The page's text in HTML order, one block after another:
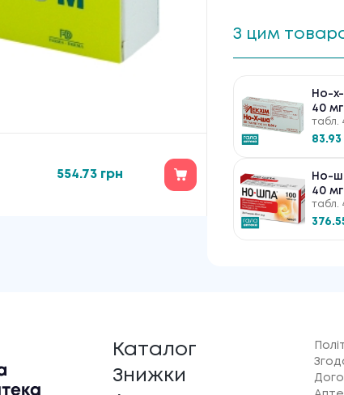
554.73 грн
З цим
Но-
40
табл.
83.93
Но-
40
табл.
Каталог
Знижки